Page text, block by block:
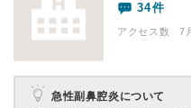
34件
アクセス数 7
急性副鼻腔炎について